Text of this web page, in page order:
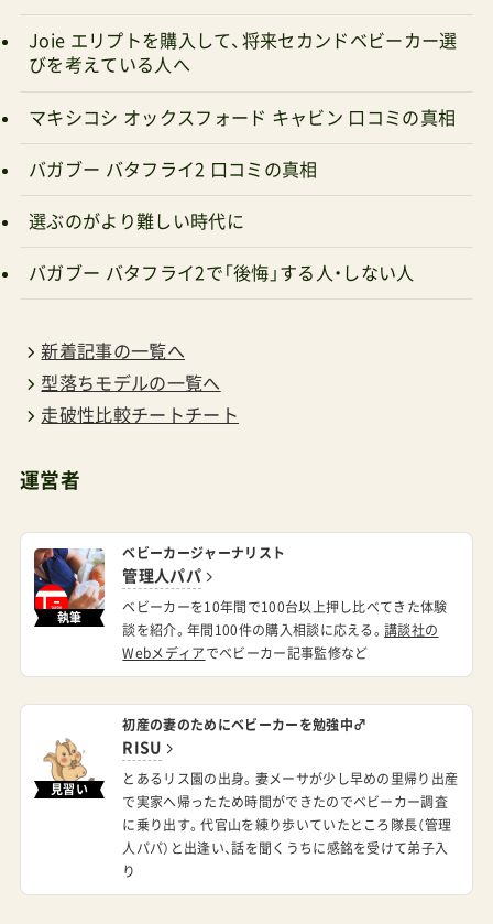
正規総代理店Bugaboo高ポイント還元
Amazon.co.jp prime明日までにお届け
Joie エリプトを購入して、将来セカンドベビーカー選
びを考えている人へ
マキシコシ オックスフォード キャビン 口コミの真相
バガブー バタフライ2 口コミの真相
選ぶのがより難しい時代に
バガブー バタフライ2で「後悔」する人・しない人
新着記事の一覧へ
型落ちモデルの一覧へ
走破性比較チートチート
運営者
執筆
ベビーカージャーナリスト
管理人パパ
ベビーカーを10年間で100台以上押し比べてきた体験
談を紹介。年間100件の購入相談に応える。講談社の
Webメディア でベビーカー記事監修など
見習い
初産の妻のためにベビーカーを勉強中♂
RISU
とあるリス園の出身。妻メーサが少し早めの里帰り出産
で実家へ帰ったため時間ができたのでベビーカー調査
に乗り出す。代官山を練り歩いていたところ隊長（管理
人パパ）と出逢い、話を聞くうちに感銘を受けて弟子入
り